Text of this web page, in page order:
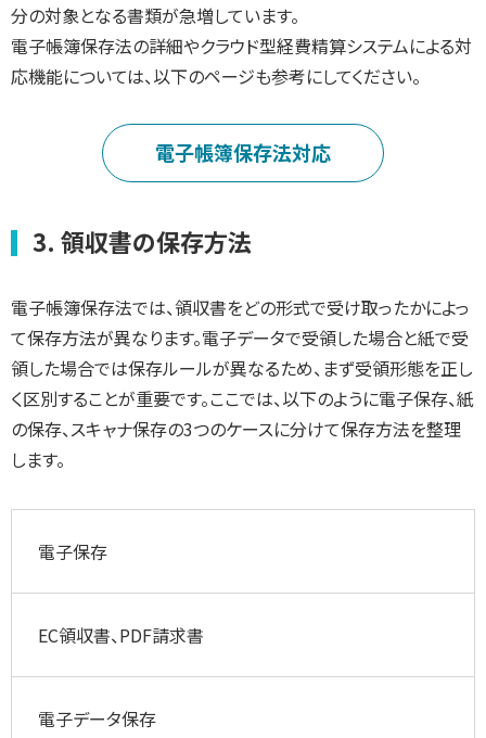
分の対象となる書類が急増しています。
電子帳簿保存法の詳細やクラウド型経費精算システムによる対
応機能については、以下のページも参考にしてください。
電子帳簿保存法対応
3. 領収書の保存方法
電子帳簿保存法では、領収書をどの形式で受け取ったかによっ
て保存方法が異なります。電子データで受領した場合と紙で受
領した場合では保存ルールが異なるため、まず受領形態を正し
く区別することが重要です。ここでは、以下のように電子保存、紙
の保存、スキャナ保存の3つのケースに分けて保存方法を整理
します。
電子保存
EC領収書、PDF請求書
電子データ保存